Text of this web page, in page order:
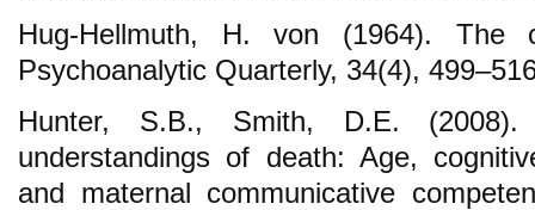
Hug-Hellmuth, H. von (1964). The
Psychoanalytic Quarterly, 34(4),
Hunter, S.B., Smith, D.E. (2008).
understandings of death: Age,
and maternal communicative